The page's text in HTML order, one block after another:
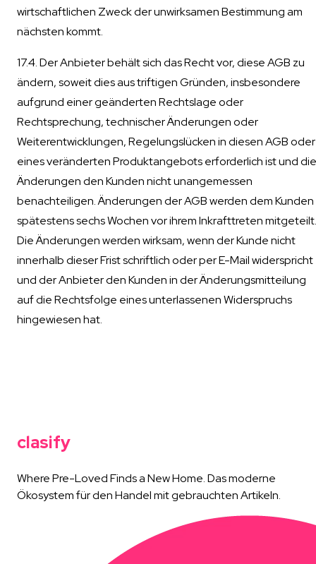
wirtschaftlichen Zweck der unwirksamen Bestimmung am
nächsten kommt.
17.4. Der Anbieter behält sich das Recht vor, diese AGB zu
ändern, soweit dies aus triftigen Gründen, insbesondere
aufgrund einer geänderten Rechtslage oder
Rechtsprechung, technischer Änderungen oder
Weiterentwicklungen, Regelungslücken in diesen AGB oder
eines veränderten Produktangebots erforderlich ist und die
Änderungen den Kunden nicht unangemessen
benachteiligen. Änderungen der AGB werden dem Kunden
spätestens sechs Wochen vor ihrem Inkrafttreten mitgeteilt.
Die Änderungen werden wirksam, wenn der Kunde nicht
innerhalb dieser Frist schriftlich oder per E-Mail widerspricht
und der Anbieter den Kunden in der Änderungsmitteilung
auf die Rechtsfolge eines unterlassenen Widerspruchs
hingewiesen hat.
clasify
Where Pre-Loved Finds a New Home. Das moderne
Ökosystem für den Handel mit gebrauchten Artikeln.